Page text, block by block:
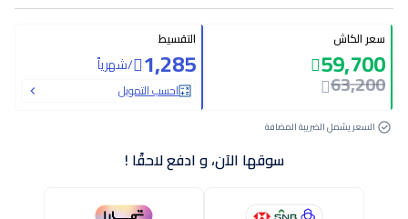
سعر الكاش
59,700
63,200
التقسيط
1,285
/شهرياً
احسب التمويل
السعر يشمل الضريبة المضافة
سوقها الآن، و ادفع لاحقًا !